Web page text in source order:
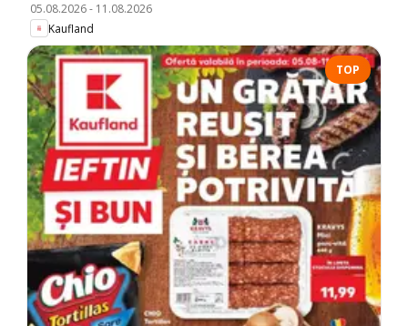
05.08.2026- 11.08.2026
Kaufland
TOP